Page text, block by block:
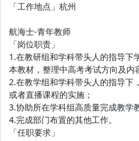
「工作地点」杭州
航海士-青年教师
「岗位职责」
1.在教研组和学科带头人的指导下
本教材，整理中高考考试方向及内
2.在教学组和学科带头人的指导下
或者直播课程的实施；
3.协助所在学科组高质量完成教学
4.完成部门布置的其他工作。
「任职要求」